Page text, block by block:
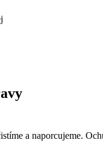
a naporcujeme.